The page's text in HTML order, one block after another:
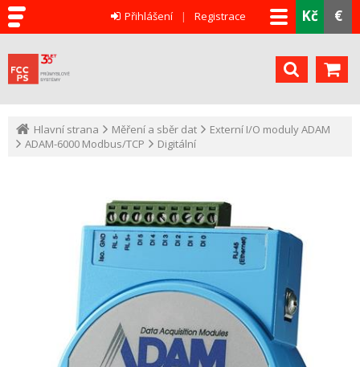
Kč €
Přihlášení Registrace
Hlavní strana Měření a sběr dat
Externí I/O moduly ADAM
ADAM-6000 Modbus/TCP
Digitální